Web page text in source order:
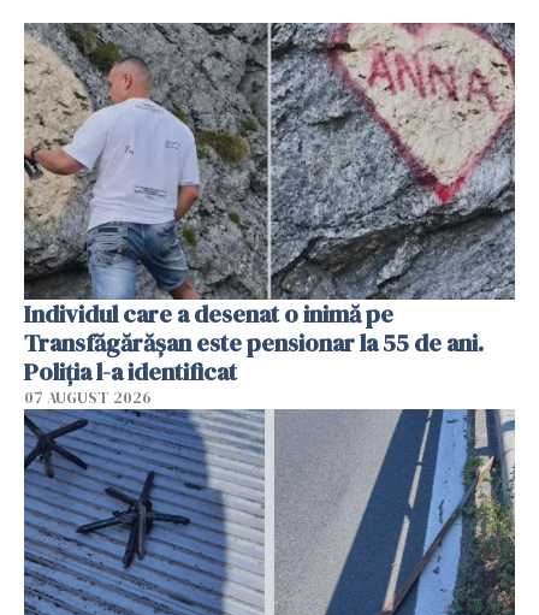
Individul care a desenat o inimă pe
Transfăgărășan este pensionar la 55 de ani.
Poliția l-a identificat
07 AUGUST 2026